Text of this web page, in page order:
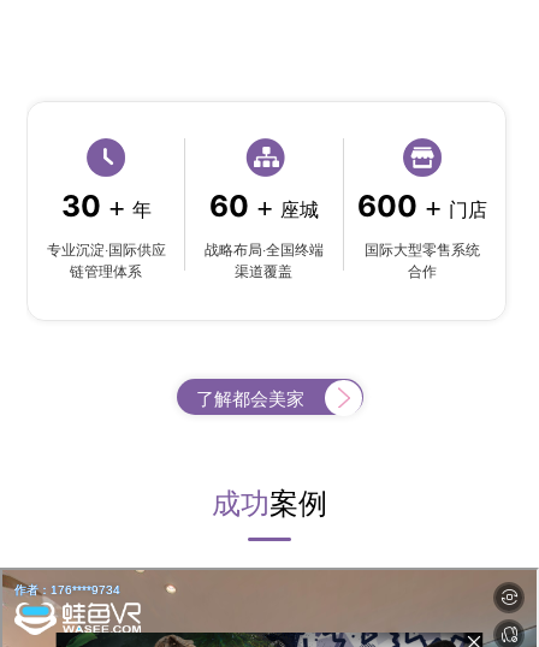
30 + 年
专业沉淀·国际供应
链管理体系
60 + 座城
战略布局·全国终端
渠道覆盖
600 + 门店
国际大型零售系统
合作
了解都会美家
成功案例